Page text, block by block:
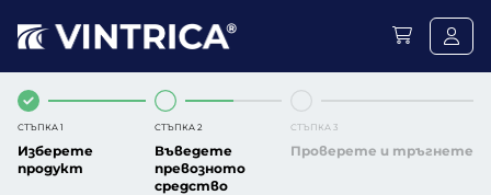
СТЪПКА 1
Изберете
продукт
СТЪПКА 2
Въведете
превозното
средство
СТЪПКА 3
Проверете и тръгнете